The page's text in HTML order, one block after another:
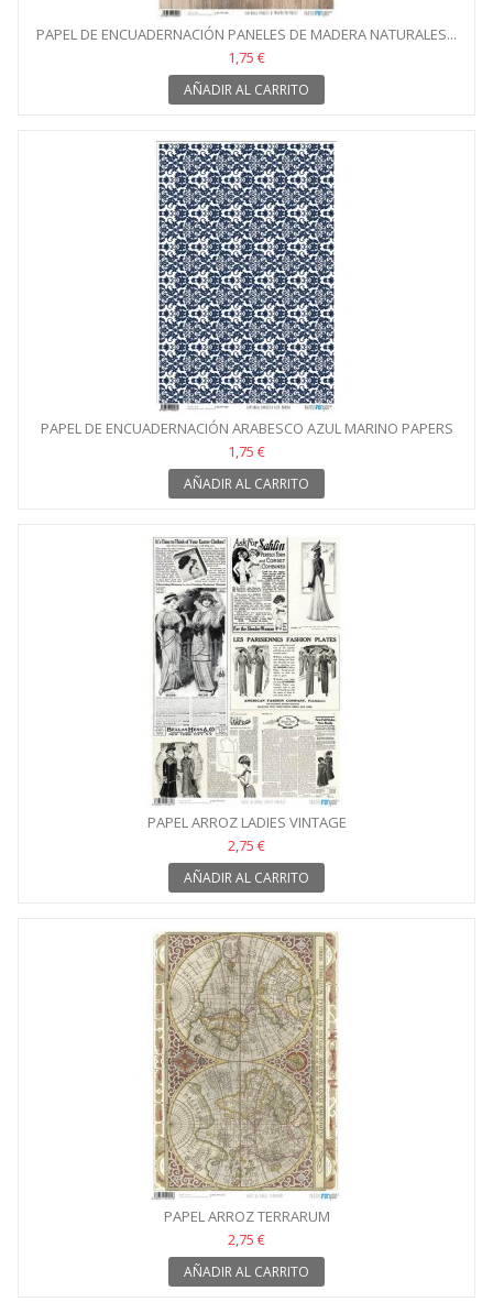
PAPEL DE ENCUADERNACIÓN PANELES DE MADERA NATURALES...
1,75 €
AÑADIR AL CARRITO
PAPEL DE ENCUADERNACIÓN ARABESCO AZUL MARINO PAPERS
FOR YOU
1,75 €
AÑADIR AL CARRITO
PAPEL ARROZ LADIES VINTAGE
2,75 €
AÑADIR AL CARRITO
PAPEL ARROZ TERRARUM
2,75 €
AÑADIR AL CARRITO